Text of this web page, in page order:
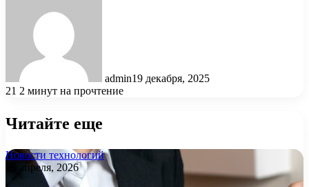
admin19 декабря, 2025
21 2 минут на прочтение
Читайте еще
Новости технологий
25 апреля, 2026